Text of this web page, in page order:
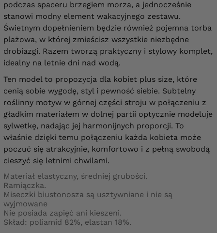
podczas spaceru brzegiem morza, a jednocześnie
stanowi modny element wakacyjnego zestawu.
Świetnym dopełnieniem będzie również pojemna torba
plażowa, w której zmieścisz wszystkie niezbędne
drobiazgi. Razem tworzą praktyczny i stylowy komplet,
idealny na letnie dni nad wodą.
Ten model to propozycja dla kobiet plus size, które
cenią sobie wygodę, styl i pewność siebie. Subtelny
roślinny motyw w górnej części stroju w połączeniu z
gładkim materiałem w dolnej partii optycznie modeluje
sylwetkę, nadając jej harmonijnych proporcji. To
właśnie dzięki temu połączeniu każda kobieta może
poczuć się atrakcyjnie, komfortowo i z pełną swobodą
cieszyć się letnimi chwilami.
Materiał elastyczny, średniej grubości.
Ramiączka.
Miseczki biustonosza są usztywniane i nie są
wyjmowane
Nie posiada zapięć ani kieszeni.
Skład: poliamid 82%, elastan 18%.